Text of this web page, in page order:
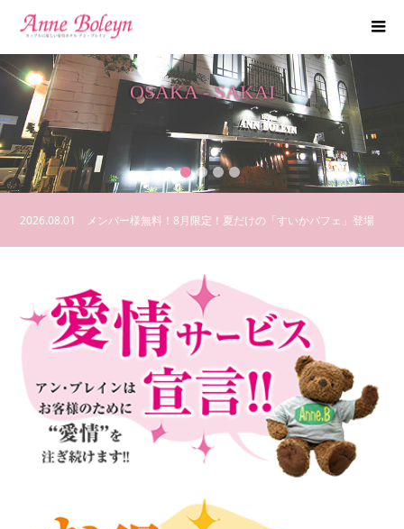
OSAKA - SAKAI
アン・ブレイン堺店のご利用料金がご覧いただけます。
2 3 4 5
2026.08.01 メンバー様無料！8月限定！夏だけの「すいかパフェ」登場
合言葉クーポンを更新しました！
2026.07.21 豪華賞品が当たる!?おつかれサマーな BIG宝くじ 開催！
2026.07.15 6月のアンケート当選者&お客様の声を大発表！
2026.07.10 6月の“愛情”評価点を発表いたしました！
終了｜7月限定メンバー無料スイーツ「はちみつレモンチー